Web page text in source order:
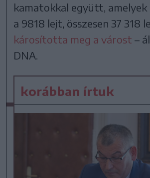
kamatokkal együtt, amelyek
a 9818 lejt, összesen 37 318
károsította meg a várost –
DNA.
korábban írtuk